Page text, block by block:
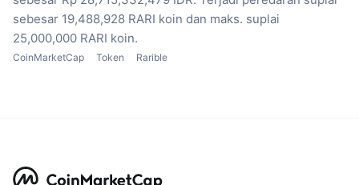
sebesar 19,488,928 RARI koin dan maks. suplai
25,000,000 RARI koin.
CoinMarketCap Token Rarible